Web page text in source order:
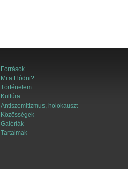
Források
Mi a Flódni?
Történelem
Kultúra
Antiszemitizmus, holokauszt
Közösségek
Galériák
Tartalmak